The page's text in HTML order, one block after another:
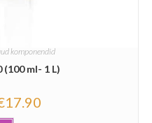
komponendid
ml- 1 L)
17.90